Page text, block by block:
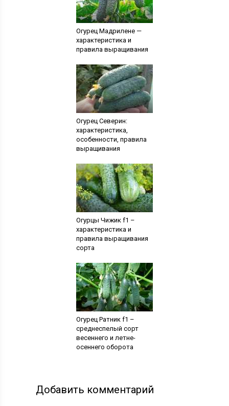
Огурец Мадрилене —
характеристика и
правила выращивания
Огурец Северин:
характеристика,
особенности, правила
выращивания
Огурцы Чижик f1 –
характеристика и
правила выращивания
сорта
Огурец Ратник f1 –
среднеспелый сорт
весеннего и летне-
осеннего оборота
Добавить комментарий